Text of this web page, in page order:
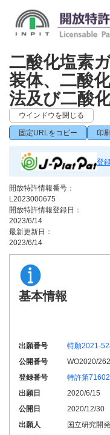
二酸化塩素
装体、二酸
法及び二酸
ウインドウを閉じる
固定URLをコピー 印刷
登
開放特許情報番号：
L2023000675
開放特許情報登録日：
2023/6/14
最新更新日：
2023/6/14
基本情報
出願番号
特願2021-
公開番号
WO2020/
登録番号
特許第
出願日
2020/6/15
公開日
2020/12/30
出願人
国立研究開